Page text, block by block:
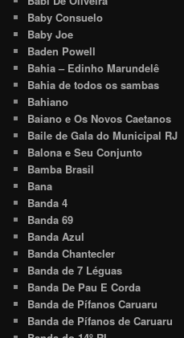
Baby Consuelo
Baby Joe
Baden Powell
Bahia – Edinho Marundelê
Bahia de todos os sambas
Bahiano
Baiano e Os Novos Caetanos
Baile de Gala do Municipal RJ
Balona e Seu Conjunto
Bamba Brasil
Bana
Banda 4
Banda 69
Banda Azul
Banda Chantecler
Banda de 7 Léguas
Banda De Pau E Corda
Banda de Pífanos Caruaru
Banda de Pífanos de Caruaru